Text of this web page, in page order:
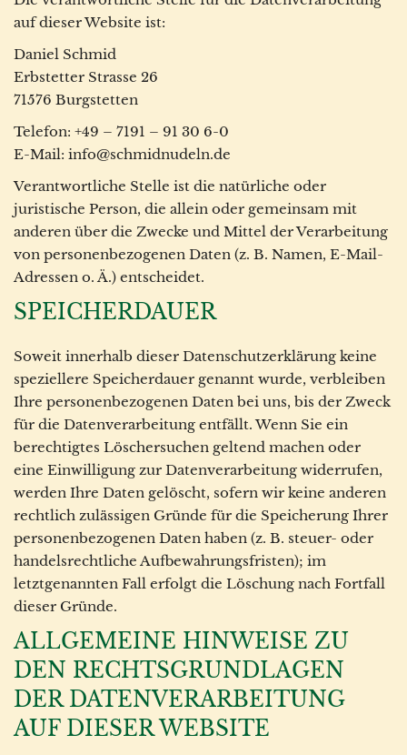
auf dieser Website ist:
Daniel Schmid
Erbstetter Strasse 26
71576 Burgstetten
Telefon: +49 – 7191 – 91 30 6-0
E-Mail: info@schmidnudeln.de
Verantwortliche Stelle ist die natürliche oder
juristische Person, die allein oder gemeinsam mit
anderen über die Zwecke und Mittel der Verarbeitung
von personenbezogenen Daten (z. B. Namen, E-Mail-
Adressen o. Ä.) entscheidet.
SPEICHERDAUER
Soweit innerhalb dieser Datenschutzerklärung keine
speziellere Speicherdauer genannt wurde, verbleiben
Ihre personenbezogenen Daten bei uns, bis der Zweck
für die Datenverarbeitung entfällt. Wenn Sie ein
berechtigtes Löschersuchen geltend machen oder
eine Einwilligung zur Datenverarbeitung widerrufen,
werden Ihre Daten gelöscht, sofern wir keine anderen
rechtlich zulässigen Gründe für die Speicherung Ihrer
personenbezogenen Daten haben (z. B. steuer- oder
handelsrechtliche Aufbewahrungsfristen); im
letztgenannten Fall erfolgt die Löschung nach Fortfall
dieser Gründe.
ALLGEMEINE HINWEISE ZU
DEN RECHTSGRUNDLAGEN
DER DATENVERARBEITUNG
AUF DIESER WEBSITE